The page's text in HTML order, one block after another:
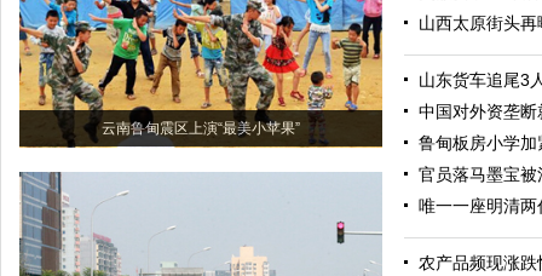
云南鲁甸震区上演“最美小苹果”
山西太原街头再
山东货车追尾3
中国对外资垄断
鲁甸板房小学
官员落马墨宝
唯一一座明清两
农产品频现涨